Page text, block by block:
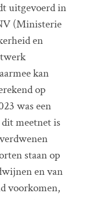
uitgevoerd in
(Ministerie
en
kan
op
was een
meetnet is
staan op
en van
voorkomen,